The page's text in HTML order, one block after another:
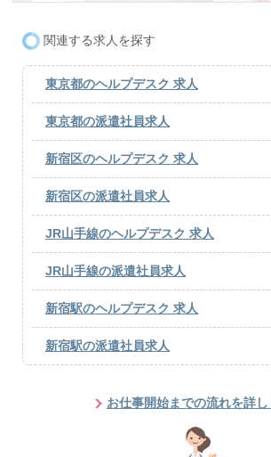
関連する求人を探す
東京都のヘルプデスク 求人
東京都の派遣社員求人
新宿区のヘルプデスク 求人
新宿区の派遣社員求人
JR山手線のヘルプデスク 求人
JR山手線の派遣社員求人
新宿駅のヘルプデスク 求人
新宿駅の派遣社員求人
お仕事開始までの流れを詳し